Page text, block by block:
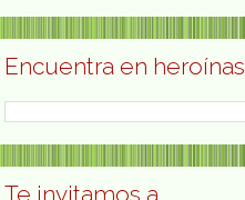
Encuentra en heroínas
Te invitamos a